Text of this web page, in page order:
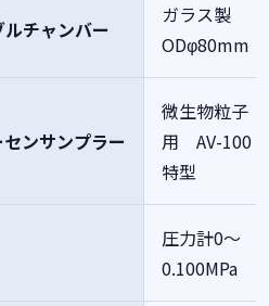
チャンバー
ガラス製
ODφ80mm
ンサンプラー
微生物粒子
用 AV-100
特型
圧力計0～
0.100MPa